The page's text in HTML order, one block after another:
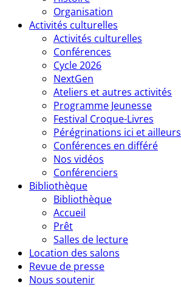
Organisation
Activités culturelles
Activités culturelles
Conférences
Cycle 2026
NextGen
Ateliers et autres activités
Programme Jeunesse
Festival Croque-Livres
Pérégrinations ici et ailleurs
Conférences en différé
Nos vidéos
Conférenciers
Bibliothèque
Bibliothèque
Accueil
Prêt
Salles de lecture
Location des salons
Revue de presse
Nous soutenir